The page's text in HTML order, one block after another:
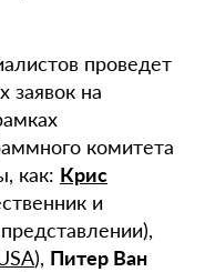
проведет
заявок на
комитета
как: Крис
и
), Питер Ван